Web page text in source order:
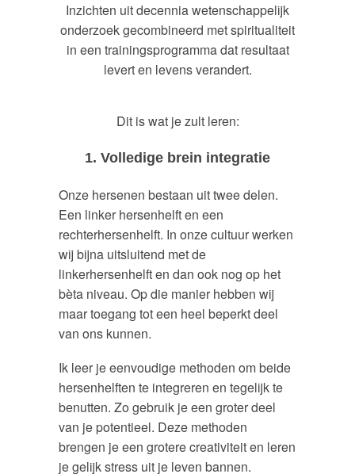
Inzichten uit decennia wetenschappelijk
onderzoek gecombineerd met spiritualiteit
in een trainingsprogramma dat resultaat
levert en levens verandert.
Dit is wat je zult leren:
1. Volledige brein integratie
Onze hersenen bestaan uit twee delen.
Een linker hersenhelft en een
rechterhersenhelft. In onze cultuur werken
wij bijna uitsluitend met de
linkerhersenhelft en dan ook nog op het
bèta niveau. Op die manier hebben wij
maar toegang tot een heel beperkt deel
van ons kunnen.
Ik leer je eenvoudige methoden om beide
hersenhelften te integreren en tegelijk te
benutten. Zo gebruik je een groter deel
van je potentieel. Deze methoden
brengen je een grotere creativiteit en leren
je gelijk stress uit je leven bannen.